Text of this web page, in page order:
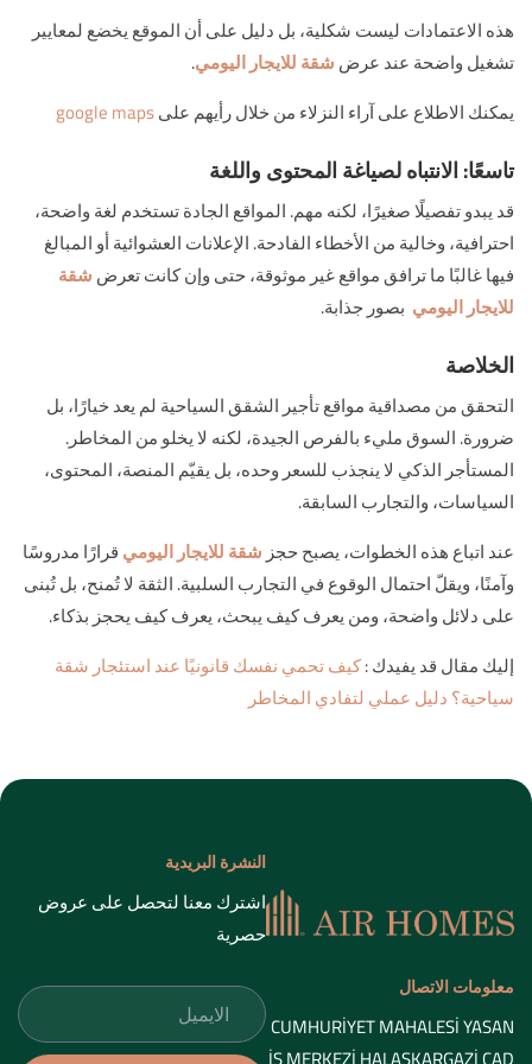
هذه الاعتمادات ليست شكلية، بل دليل على أن الموقع يخضع لمعايير
تشغيل واضحة عند عرضشقة للايجار اليومي.
يمكنك الاطلاع على آراء النزلاء من خلال رأيهم علىgoogle maps
تاسعًا: الانتباه لصياغة المحتوى واللغة
قد يبدو تفصيلًا صغيرًا، لكنه مهم. المواقع الجادة تستخدم لغة واضحة،
احترافية، وخالية من الأخطاء الفادحة. الإعلانات العشوائية أو المبالغ
فيها غالبًا ما ترافق مواقع غير موثوقة، حتى وإن كانت تعرضشقة
للايجار اليومي بصور جذابة.
الخلاصة
التحقق من مصداقية مواقع تأجير الشقق السياحية لم يعد خيارًا، بل
ضرورة. السوق مليء بالفرص الجيدة، لكنه لا يخلو من المخاطر.
المستأجر الذكي لا ينجذب للسعر وحده، بل يقيّم المنصة، المحتوى،
السياسات، والتجارب السابقة.
عند اتباع هذه الخطوات، يصبح حجزشقة للايجار اليوميقرارًا مدروسًا
وآمنًا، ويقلّ احتمال الوقوع في التجارب السلبية. الثقة لا تُمنح، بل تُبنى
على دلائل واضحة، ومن يعرف كيف يبحث، يعرف كيف يحجز بذكاء.
إليك مقال قد يفيدك :كيف تحمي نفسك قانونيًا عند استئجار شقة
سياحية؟ دليل عملي لتفادي المخاطر
معلومات الاتصال
CUMHURİYET MAHALESİ YASAN
النشرة البريدية
اشترك معنا لتحصل على عروض
حصرية